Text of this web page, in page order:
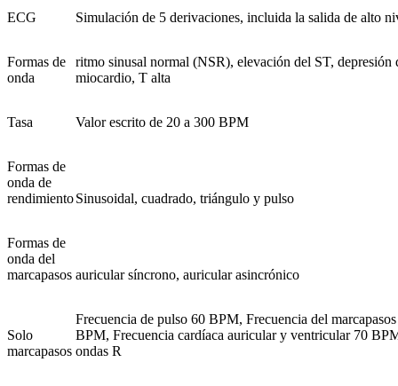
ECG Simulación de 5 derivaciones, incluida la salida de alto
Formas de
onda
ritmo sinusal normal (NSR), elevación del ST, depresión
miocardio, T alta
Tasa Valor escrito de 20 a 300 BPM
Formas de
onda de
rendimientoSinusoidal, cuadrado, triángulo y pulso
Formas de
onda del
marcapasos auricular síncrono, auricular asincrónico
Solo
marcapasos
Frecuencia de pulso 60 BPM, Frecuencia del
BPM, Frecuencia cardíaca auricular y ventricular 70
ondas R